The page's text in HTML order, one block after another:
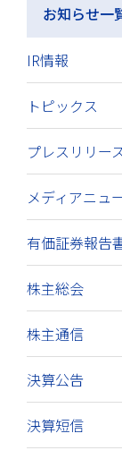
お知らせ一
IR情報
トピックス
プレスリリー
メディアニュ
有価証券報告
株主総会
株主通信
決算公告
決算短信